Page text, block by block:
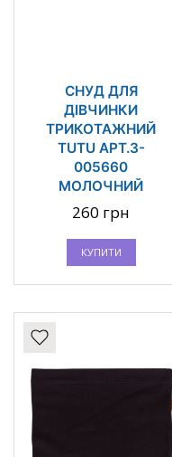
СНУД ДЛЯ
ДІВЧИНКИ
ТРИКОТАЖНИЙ
TUTU АРТ.3-
005660
МОЛОЧНИЙ
260 грн
КУПИТИ